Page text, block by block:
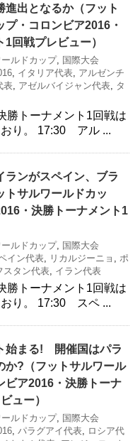
進出となるか（フット
プ・コロンビア2016・
回戦プレビュー）
ールドカップ, 国際大会
, イタリア代表, アルゼンチ
表, アゼルバイジャン代表, タ
勝トーナメント1回戦は
り。 17:30 アル ...
ランがスペイン、ブラ
トサルワールドカッ
・決勝トーナメント1
ールドカップ, 国際大会
イン代表, リカルジーニョ , ポ
スタン代表, イラン代表
勝トーナメント1回戦は
り。 17:30 スペ ...
始まる! 開催国はパラ
か?（フットサルワール
ビア2016・決勝トーナ
ュー）
ールドカップ, 国際大会
, パラグアイ代表, ロシア代